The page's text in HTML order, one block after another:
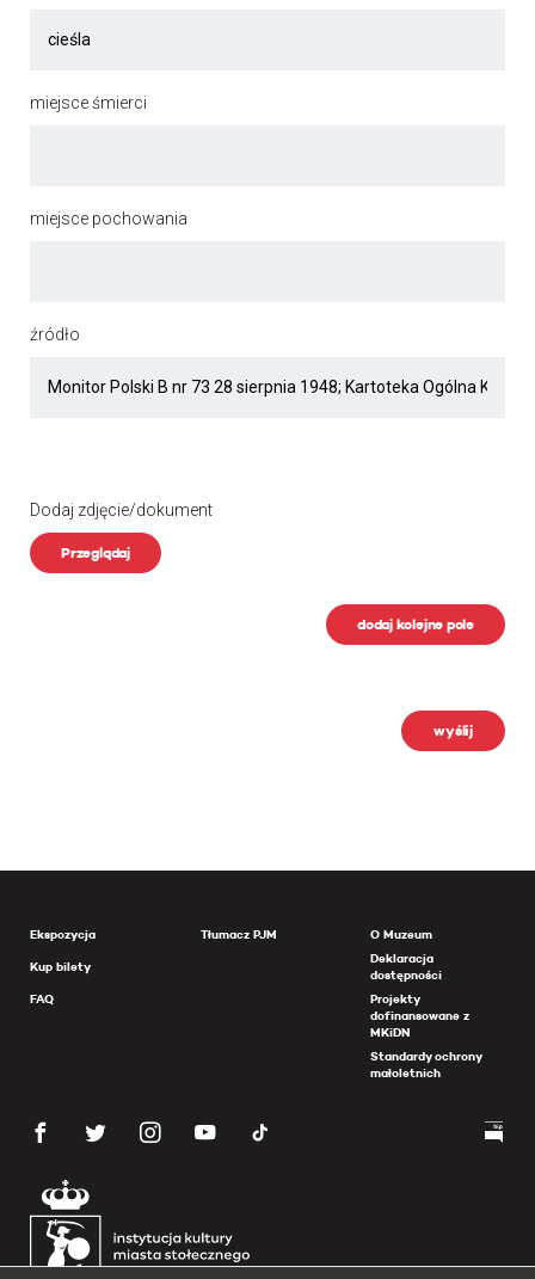
miejsce śmierci
miejsce pochowania
źródło
Dodaj zdjęcie/dokument
Przeglądaj
dodaj kolejne pole
wyślij
Ekspozycja
Kup bilety
FAQ
Tłumacz PJM
O Muzeum
Deklaracja
dostępności
Projekty
dofinansowane z
MKiDN
Standardy ochrony
małoletnich